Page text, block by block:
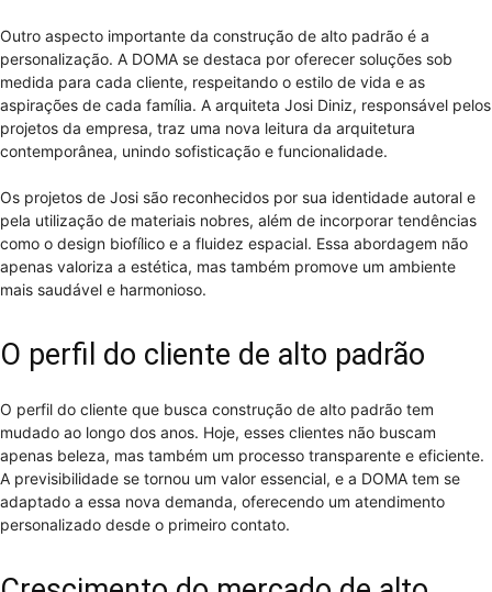
Outro aspecto importante da construção de alto padrão é a
personalização. A DOMA se destaca por oferecer soluções sob
medida para cada cliente, respeitando o estilo de vida e as
aspirações de cada família. A arquiteta Josi Diniz, responsável pelos
projetos da empresa, traz uma nova leitura da arquitetura
contemporânea, unindo sofisticação e funcionalidade.
Os projetos de Josi são reconhecidos por sua identidade autoral e
pela utilização de materiais nobres, além de incorporar tendências
como o design biofílico e a fluidez espacial. Essa abordagem não
apenas valoriza a estética, mas também promove um ambiente
mais saudável e harmonioso.
O perfil do cliente de alto padrão
O perfil do cliente que busca construção de alto padrão tem
mudado ao longo dos anos. Hoje, esses clientes não buscam
apenas beleza, mas também um processo transparente e eficiente.
A previsibilidade se tornou um valor essencial, e a DOMA tem se
adaptado a essa nova demanda, oferecendo um atendimento
personalizado desde o primeiro contato.